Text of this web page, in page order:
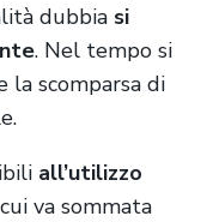
dubbia si
. Nel tempo si
la scomparsa di
all’utilizzo
va sommata